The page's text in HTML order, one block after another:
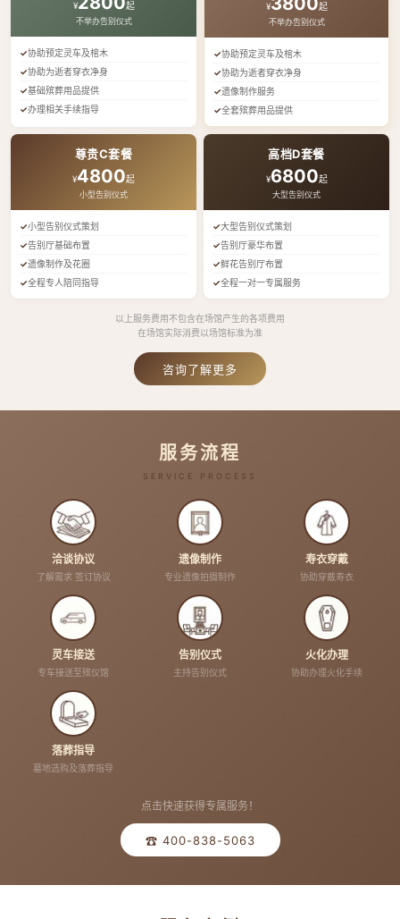
¥ 起
不举办告别仪式
协助预定灵车及棺木
协助为逝者穿衣净身
基础殡葬用品提供
办理相关手续指导
¥ 起
不举办告别仪式
协助预定灵车及棺木
协助为逝者穿衣净身
遗像制作服务
全套殡葬用品提供
尊贵C套餐
¥4800起
小型告别仪式
小型告别仪式策划
告别厅基础布置
遗像制作及花圈
全程专人陪同指导
高档D套餐
¥6800起
大型告别仪式
大型告别仪式策划
告别厅豪华布置
鲜花告别厅布置
全程一对一专属服务
以上服务费用不包含在场馆产生的各项费用
在场馆实际消费以场馆标准为准
咨询了解更多
服务流程
SERVICE PROCESS
洽谈协议
了解需求 签订协议
遗像制作
专业遗像拍摄制作
寿衣穿戴
协助穿戴寿衣
灵车接送
专车接送至殡仪馆
告别仪式
主持告别仪式
火化办理
协助办理火化手续
落葬指导
墓地选购及落葬指导
点击快速获得专属服务！
☎ 400-838-5063